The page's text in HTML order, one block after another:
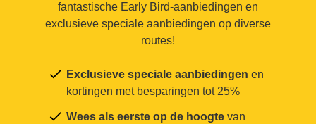
fantastische Early Bird-aanbiedingen en
exclusieve speciale aanbiedingen op diverse
routes!
Exclusieve speciale aanbiedingen en
kortingen met besparingen tot 25%
Wees als eerste op de hoogte van